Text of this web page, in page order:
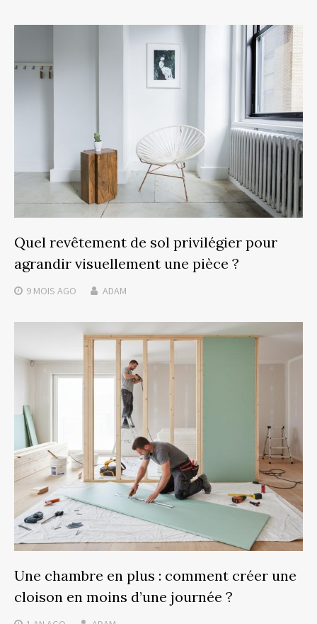
Quel revêtement de sol privilégier pour
agrandir visuellement une pièce ?
9 MOIS AGO ADAM
Une chambre en plus : comment créer une
cloison en moins d’une journée ?